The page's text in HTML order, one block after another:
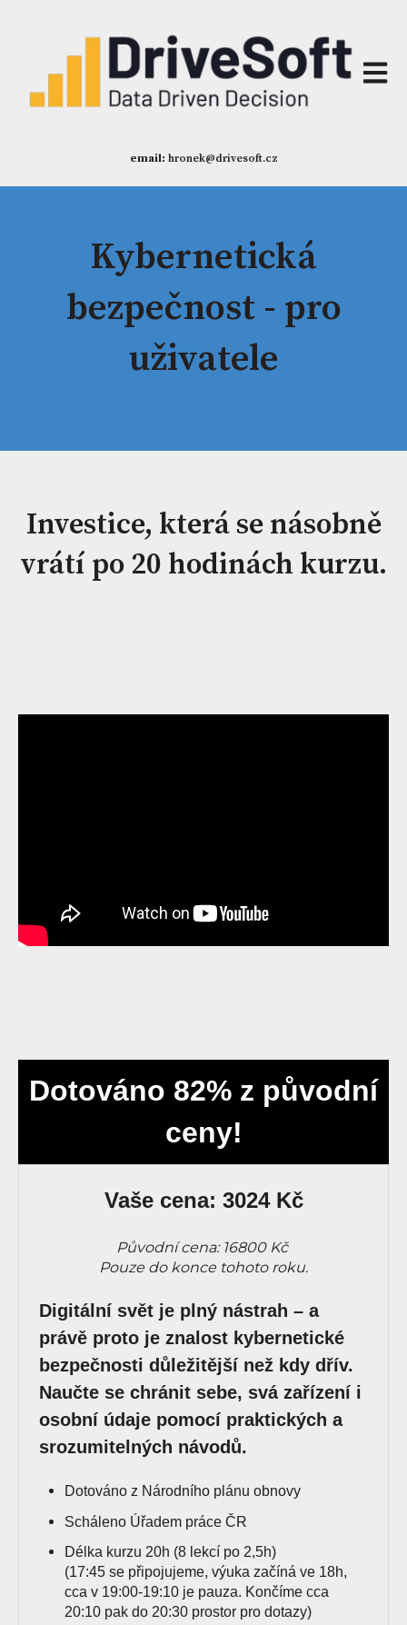
email: hronek@drivesoft.cz
Kybernetická
bezpečnost - pro
uživatele
Investice, která se násobně
vrátí po 20 hodinách kurzu.
Dotováno 82% z původní
ceny!
Vaše cena: 3024 Kč
Původní cena: 16800 Kč
Pouze do konce tohoto roku.
Digitální svět je plný nástrah – a
právě proto je znalost kybernetické
bezpečnosti důležitější než kdy dřív.
Naučte se chránit sebe, svá zařízení i
osobní údaje pomocí praktických a
srozumitelných návodů.
Dotováno z Národního plánu obnovy
Scháleno Úřadem práce ČR
Délka kurzu 20h (8 lekcí po 2,5h)
(17:45 se připojujeme, výuka začíná ve 18h,
cca v 19:00-19:10 je pauza. Končíme cca
20:10 pak do 20:30 prostor pro dotazy)